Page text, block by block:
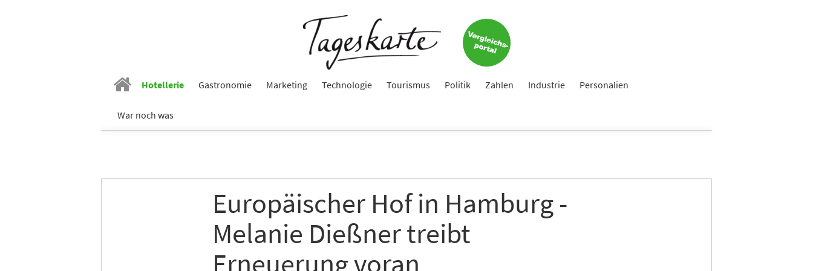
Hotellerie Gastronomie Marketing Technologie Tourismus Politik Zahlen Industrie Personalien
War noch was
Europäischer Hof in Hamburg -
Melanie Dießner treibt
Erneuerung voran
Keine Nachricht mehr verpassen!
Jetzt zum Tageskarte-Newsletter anmelden.
Branche